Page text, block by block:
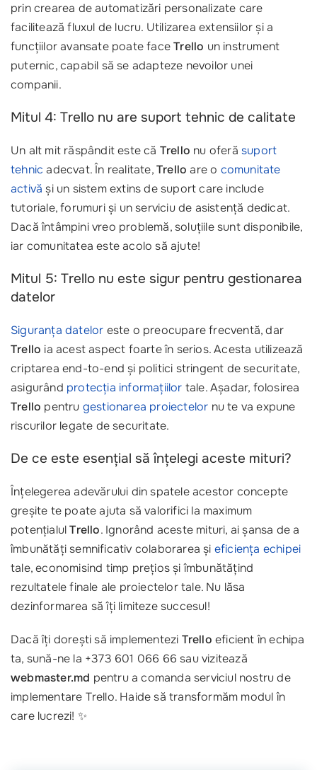
prin crearea de automatizări personalizate care
facilitează fluxul de lucru. Utilizarea extensiilor și a
funcțiilor avansate poate faceTrello un instrument
puternic, capabil să se adapteze nevoilor unei
companii.
Mitul 4: Trello nu are suport tehnic de calitate
Un alt mit răspândit este că Trello nu oferăsuport
tehnic adecvat. În realitate,Trello are o comunitate
activă și un sistem extins de suport care include
tutoriale, forumuri și un serviciu de asistență dedicat.
Dacă întâmpini vreo problemă, soluțiile sunt disponibile,
iar comunitatea este acolo să ajute!
Mitul 5: Trello nu este sigur pentru gestionarea
datelor
Siguranța datelor este o preocupare frecventă, dar
Trello ia acest aspect foarte în serios. Acesta utilizează
criptarea end-to-end și politici stringent de securitate,
asigurând protecția informațiilor tale. Așadar, folosirea
Trello pentru gestionarea proiectelor nu te va expune
riscurilor legate de securitate.
De ce este esențial să înțelegi aceste mituri?
Înțelegerea adevărului din spatele acestor concepte
greșite te poate ajuta să valorifici la maximum
potențialulTrello. Ignorând aceste mituri, ai șansa de a
îmbunătăți semnificativ colaborarea și eficiența echipei
tale, economisind timp prețios și îmbunătățind
rezultatele finale ale proiectelor tale. Nu lăsa
dezinformarea să îți limiteze succesul!
Dacă îți dorești să implementezi Trello eficient în echipa
ta, sună-ne la +373 601 066 66 sau vizitează
webmaster.md pentru a comanda serviciul nostru de
implementare Trello. Haide să transformăm modul în
care lucrezi! ✨